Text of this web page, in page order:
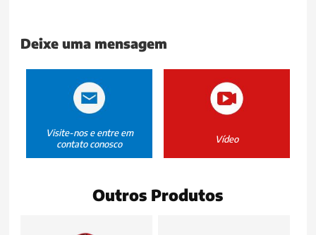
Deixe uma mensagem
Visite-nos e entre em
contato conosco
Vídeo
Outros Produtos